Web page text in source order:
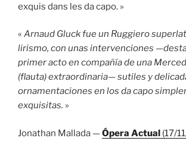
exquis dans les da capo. »
« Arnaud Gluck fue un Ruggiero
lirismo, con unas intervenciones
primer acto en compañía de una
(flauta) extraordinaria— sutiles y
ornamentaciones en los da capo
exquisitas. »
Jonathan Mallada —Ópera Actual (17/